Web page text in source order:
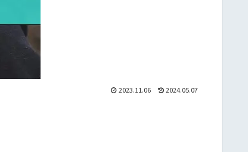
2023.11.06 2024.05.07